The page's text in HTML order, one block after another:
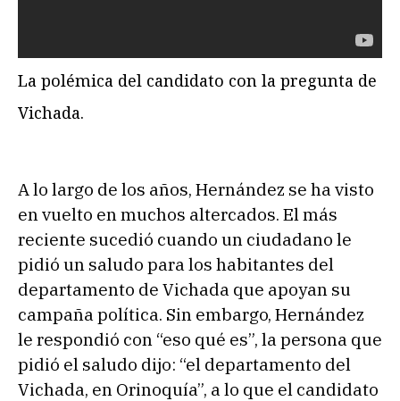
La polémica del candidato con la pregunta de
Vichada.
A lo largo de los años, Hernández se ha visto
en vuelto en muchos altercados. El más
reciente sucedió cuando un ciudadano le
pidió un saludo para los habitantes del
departamento de Vichada que apoyan su
campaña política. Sin embargo, Hernández
le respondió con “eso qué es”, la persona que
pidió el saludo dijo: “el departamento del
Vichada, en Orinoquía”, a lo que el candidato